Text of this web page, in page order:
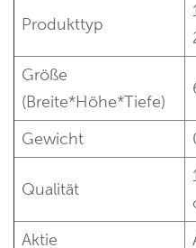
Produkttyp
Größe
(Breite*Höhe*Tiefe)
Gewicht
Qualität
Aktie